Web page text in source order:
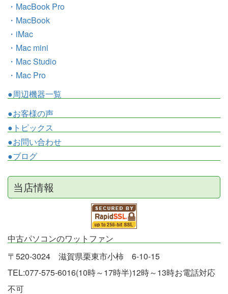
・MacBook Pro
・MacBook
・iMac
・Mac mini
・Mac Studio
・Mac Pro
●周辺機器一覧
●お客様の声
●トピックス
●お問い合わせ
●ブログ
当店情報
中古パソコンのワットファン
〒520-3024 滋賀県栗東市小柿 6-10-15
TEL:077-575-6016(10時～17時半)12時～13時お電話対応
不可